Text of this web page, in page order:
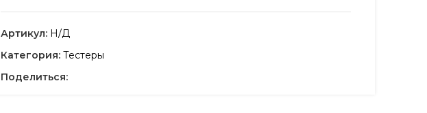
Артикул: Н/Д
Категория: Тестеры
Поделиться: